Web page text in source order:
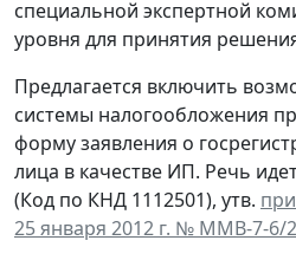
специальной экспертной
уровня для принятия
Предлагается включить
системы налогообложения
форму заявления о
лица в качестве ИП. Речь
(Код по КНД 1112501), утв.
25 января 2012 г. № ММВ-7-6/